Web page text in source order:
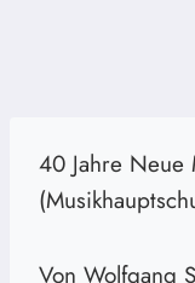
40 Jahre Neue
Von Wolfgang